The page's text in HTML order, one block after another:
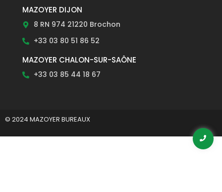
MAZOYER DIJON
8 RN 974 21220 Brochon
+33 03 80 51 86 52
MAZOYER CHALON-SUR-SAÔNE
+33 03 85 44 18 67
© 2024 MAZOYER BUREAUX